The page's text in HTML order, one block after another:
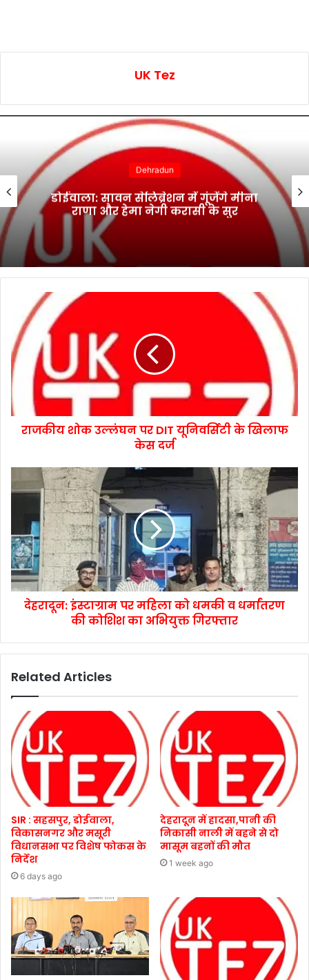
UK Tez
Dehradun
डोईवाला: सावन सेलिब्रेशन में गूंजेंगे मीना
राणा और हेमा नेगी करासी के सुर
राजकीय शोक उल्लंघन पर DIT यूनिवर्सिटी के खिलाफ
केस दर्ज
देहरादून: इंस्टाग्राम पर महिला को धमकी व धर्मांतरण
की कोशिश का अभियुक्त गिरफ्तार
Related Articles
SIR : सहसपुर, डोईवाला,
विकासनगर और मसूरी
विधानसभा पर विशेष फोकस के
निर्देश
6 days ago
देहरादून में हादसा,पानी की
निकासी नाली में बहने से दो
मासूम बहनों की मौत
1 week ago